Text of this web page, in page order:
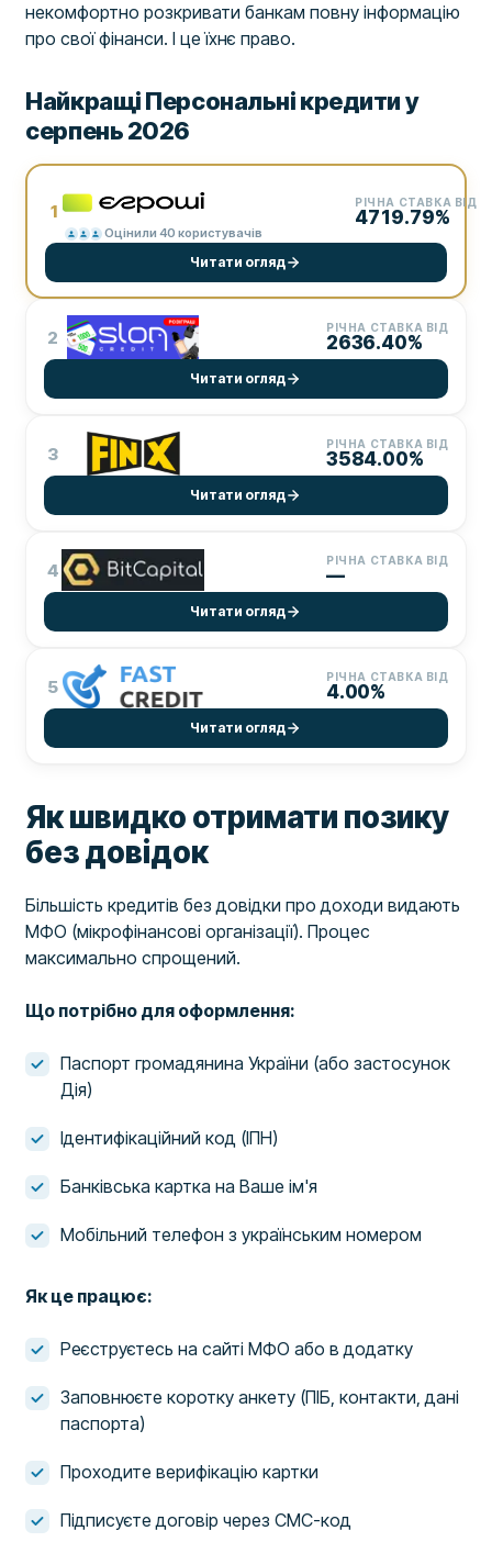
некомфортно розкривати банкам повну інформацію
про свої фінанси. І це їхнє право.
Найкращі Персональні кредити у
серпень 2026
1
Оцінили 40 користувачів
РІЧНА СТАВКА ВІД
4719.79%
Читати огляд
2 РІЧНА СТАВКА ВІД
2636.40%
Читати огляд
3 РІЧНА СТАВКА ВІД
3584.00%
Читати огляд
4 РІЧНА СТАВКА ВІД
—
Читати огляд
5 РІЧНА СТАВКА ВІД
4.00%
Читати огляд
Як швидко отримати позику
без довідок
Більшість кредитів без довідки про доходи видають
МФО (мікрофінансові організації). Процес
максимально спрощений.
Що потрібно для оформлення:
Паспорт громадянина України (або застосунок
Дія)
Ідентифікаційний код (ІПН)
Банківська картка на Ваше ім'я
Мобільний телефон з українським номером
Як це працює:
Реєструєтесь на сайті МФО або в додатку
Заповнюєте коротку анкету (ПІБ, контакти, дані
паспорта)
Проходите верифікацію картки
Підписуєте договір через СМС-код